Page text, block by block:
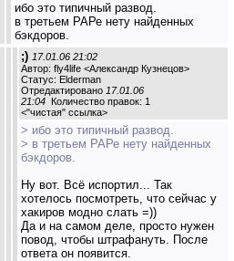
ибо это типичный развод.
в третьем РАРе нету найденных
бэкдоров.
;) 17.01.06 21:02
Автор: fly4life <Александр Кузнецов>
Статус: Elderman
Отредактировано 17.01.06
21:04 Количество правок: 1
<"чистая" ссылка>
> ибо это типичный развод.
> в третьем РАРе нету найденных
бэкдоров.
Ну вот. Всё испортил... Так
хотелось посмотреть, что сейчас у
хакиров модно слать =))
Да и на самом деле, просто нужен
повод, чтобы штрафануть. После
ответа он появится.